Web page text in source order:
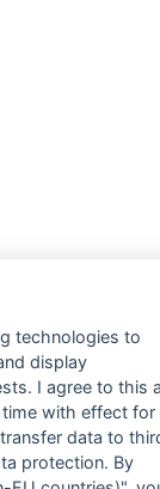
technologies to
display
I agree to this
with effect for
data to
protection. By